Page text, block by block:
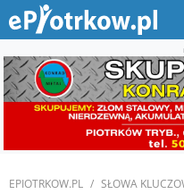
EPIOTRKOW.PL SŁOWA